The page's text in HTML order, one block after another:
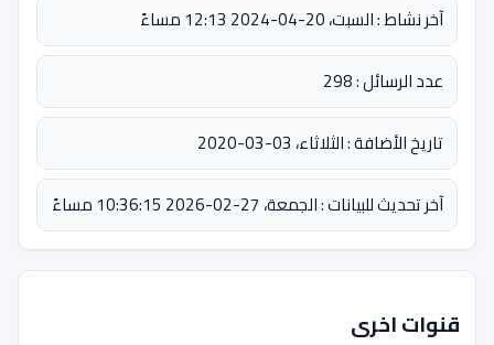
آخر نشاط : السبت، 20-04-2024 12:13 مساءً
عدد الرسائل : 298
تاريخ الأضافة : الثلاثاء، 03-03-2020
آخر تحديث للبيانات : الجمعة، 27-02-2026 10:36:15 مساءً
قنوات اخرى